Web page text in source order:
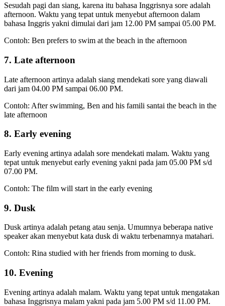
Sesudah pagi dan siang, karena itu bahasa Inggrisnya sore adalah
afternoon. Waktu yang tepat untuk menyebut afternoon dalam
bahasa Inggris yakni dimulai dari jam 12.00 PM sampai 05.00 PM.
Contoh: Ben prefers to swim at the beach in the afternoon
7. Late afternoon
Late afternoon artinya adalah siang mendekati sore yang diawali
dari jam 04.00 PM sampai 06.00 PM.
Contoh: After swimming, Ben and his famili santai the beach in the
late afternoon
8. Early evening
Early evening artinya adalah sore mendekati malam. Waktu yang
tepat untuk menyebut early evening yakni pada jam 05.00 PM s/d
07.00 PM.
Contoh: The film will start in the early evening
9. Dusk
Dusk artinya adalah petang atau senja. Umumnya beberapa native
speaker akan menyebut kata dusk di waktu terbenamnya matahari.
Contoh: Rina studied with her friends from morning to dusk.
10. Evening
Evening artinya adalah malam. Waktu yang tepat untuk mengatakan
bahasa Inggrisnya malam yakni pada jam 5.00 PM s/d 11.00 PM.